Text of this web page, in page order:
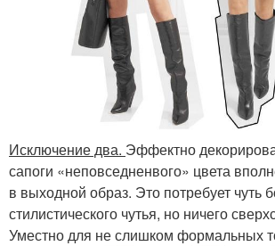
Исключение два. Эффектно
сапоги «неповседненвого» цвета
в выходной образ. Это потребует чуть
стилистического чутья, но ничего
Уместно для не слишком формальных